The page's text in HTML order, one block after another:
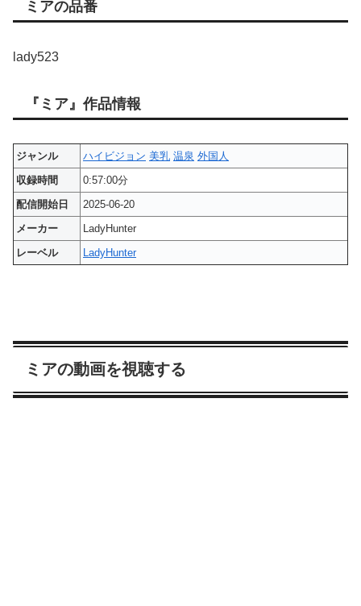
ミアの品番
lady523
『ミア』作品情報
ジャンル ハイビジョン 美乳 温泉 外国人
収録時間
0:57:00分
配信開始日
2025-06-20
メーカー
LadyHunter
レーベル
LadyHunter
ミアの動画を視聴する